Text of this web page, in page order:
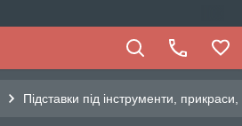
Підставки під інструменти,